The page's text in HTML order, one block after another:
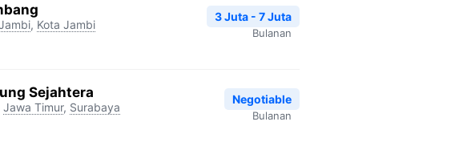
, Kota Jambi
3 Juta - 7 Juta
Bulanan
Sejahtera
Jawa Timur, Surabaya
Negotiable
Bulanan